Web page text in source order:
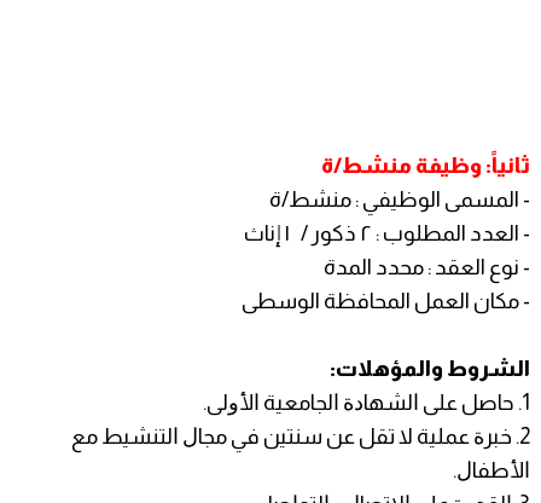
ثانياً: وظيفة منشط/ة
- المسمى الوظيفي : منشط/ة
- العدد المطلوب : ٢ ذكور / ١ إناث
- نوع العقد : محدد المدة
- مكان العمل المحافظة الوسطى
الشروط والمؤهلات:
1. ﺣﺎﺻﻞ ﻋﻠﻰ ﺍﻟﺸﻬﺎﺩﺓ ﺍﻟﺠﺎﻣﻌﻴﺔ ﺍﻷﻭﻟﻰ.
2. ﺧﺒﺮﺓ ﻋﻤﻠﻴﺔ ﻻ ﺗﻘﻞ ﻋﻦ ﺳﻨﺘﻴﻦ ﻓﻲ ﻣﺠﺎﻝ ﺍﻟﺘﻨﺸﻴﻂ ﻣﻊ
ﺍﻷﻃﻔﺎﻝ.